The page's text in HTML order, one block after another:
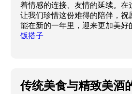
着情感的连接、友情的延续。在
让我们珍惜这份难得的陪伴，祝
能在新的一年里，迎来更加美好
饭搭子
传统美食与精致美酒